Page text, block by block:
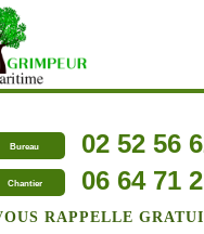
Bureau 02 52 56
Chantier 06 64 71
RAPPELLE